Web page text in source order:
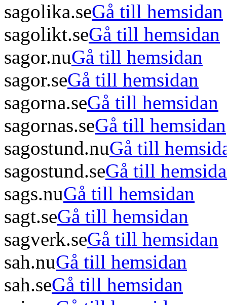
sagolika.seGå till hemsidan
sagolikt.seGå till hemsidan
sagor.nuGå till hemsidan
sagor.seGå till hemsidan
sagorna.seGå till hemsidan
sagornas.seGå till hemsidan
sagostund.nuGå till
sagostund.seGå till
sags.nuGå till hemsidan
sagt.seGå till hemsidan
sagverk.seGå till hemsidan
sah.nuGå till hemsidan
sah.seGå till hemsidan